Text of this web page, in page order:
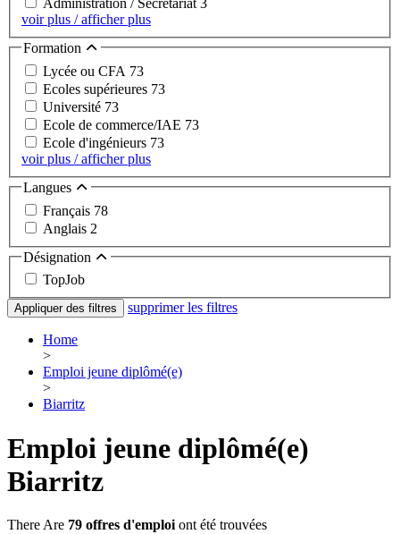
Administration / Secrétariat3
voir plus / afficher plus
Formation
Lycée ou CFA 73
Ecoles supérieures 73
Université 73
Ecole de commerce/IAE 73
Ecole d'ingénieurs 73
voir plus / afficher plus
Langues
Français 78
Anglais 2
Désignation
TopJob
Appliquer des filtres supprimer les filtres
Home
>
Emploi jeune diplômé(e)
>
Biarritz
Emploi jeune diplômé(e)
Biarritz
There Are 79 offres d'emploi ont été trouvées